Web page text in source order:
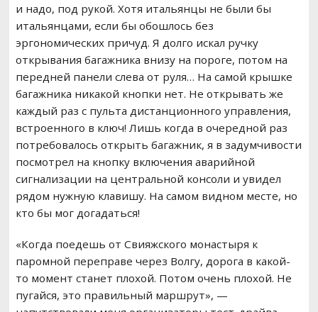
и надо, под рукой. Хотя итальянцы не были бы
итальянцами, если бы обошлось без
эргономических причуд. Я долго искал ручку
открывания багажника внизу на пороге, потом на
передней панели слева от руля… На самой крышке
багажника никакой кнопки нет. Не открывать же
каждый раз с пульта дистанционного управления,
встроенного в ключ! Лишь когда в очередной раз
потребовалось открыть багажник, я в задумчивости
посмотрел на кнопку включения аварийной
сигнализации на центральной консоли и увидел
рядом нужную клавишу. На самом видном месте, но
кто бы мог догадаться!
«Когда поедешь от Свияжского монастыря к
паромной переправе через Волгу, дорога в какой-
то момент станет плохой. Потом очень плохой. Не
пугайся, это правильный маршрут», —